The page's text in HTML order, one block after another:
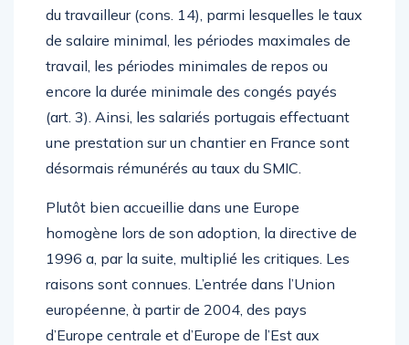
du travailleur (cons. 14), parmi lesquelles le taux
de salaire minimal, les périodes maximales de
travail, les périodes minimales de repos ou
encore la durée minimale des congés payés
(art. 3). Ainsi, les salariés portugais effectuant
une prestation sur un chantier en France sont
désormais rémunérés au taux du SMIC.
Plutôt bien accueillie dans une Europe
homogène lors de son adoption, la directive de
1996 a, par la suite, multiplié les critiques. Les
raisons sont connues. L’entrée dans l’Union
européenne, à partir de 2004, des pays
d’Europe centrale et d’Europe de l’Est aux